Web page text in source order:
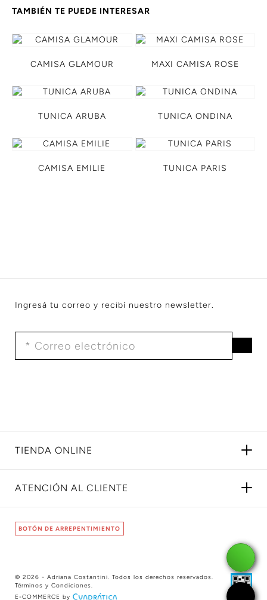
TAMBIÉN TE PUEDE INTERESAR
CAMISA GLAMOUR MAXI CAMISA ROSE
TUNICA ARUBA TUNICA ONDINA
CAMISA EMILIE TUNICA PARIS
Ingresá tu correo y recibí nuestro newsletter.
TIENDA ONLINE
ATENCIÓN AL CLIENTE
BOTÓN DE ARREPENTIMIENTO
© 2026 - Adriana Costantini. Todos los derechos reservados.
Términos y Condiciones.
E-COMMERCE by